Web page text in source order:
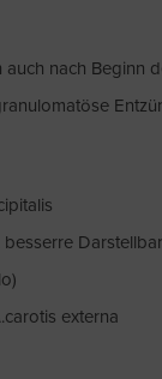
nach Beginn
externa